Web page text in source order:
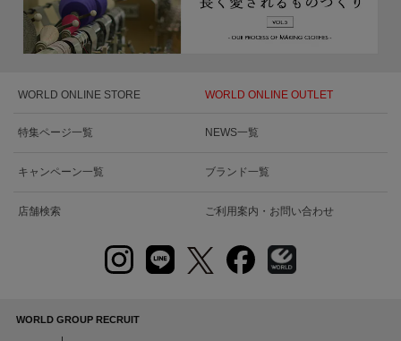
WORLD ONLINE STORE WORLD ONLINE OUTLET
特集ページ一覧 NEWS一覧
キャンペーン一覧 ブランド一覧
店舗検索 ご利用案内・お問い合わせ
WORLD GROUP RECRUIT